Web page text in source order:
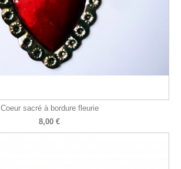
Coeur sacré à bordure fleurie
8,00 €